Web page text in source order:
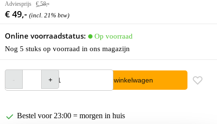
Adviesprijs € 58,-
€ 49,- (incl. 21% btw)
Online voorraadstatus:
Op voorraad
Nog 5 stuks op voorraad in ons magazijn
In winkelwagen
Bestel voor 23:00 = morgen in huis